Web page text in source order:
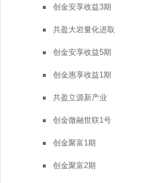
创金安享收益3期
共盈大岩量化进取
创金安享收益5期
创金惠享收益1期
共盈立源新产业
创金微融世联1号
创金聚富1期
创金聚富2期